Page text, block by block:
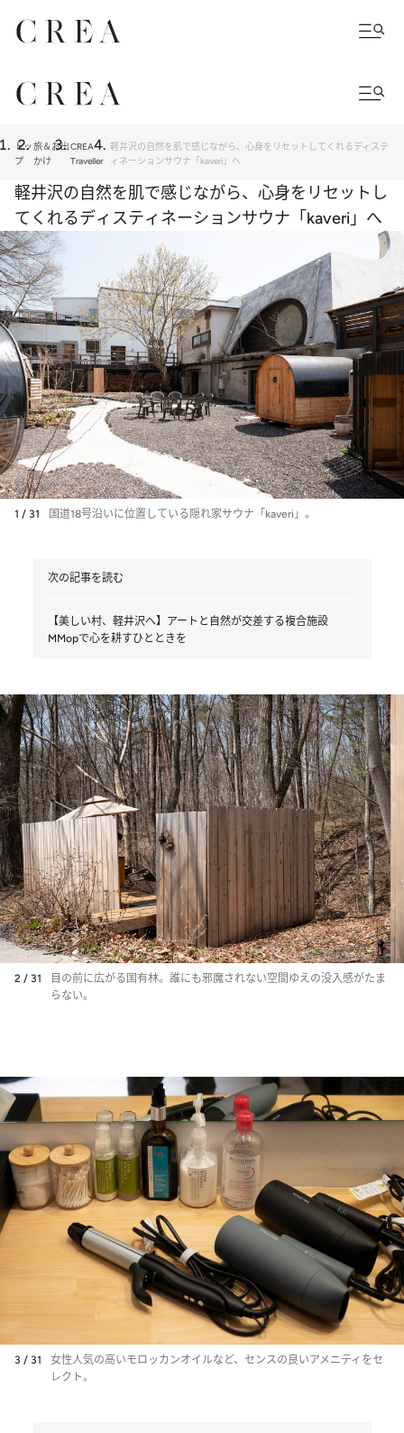
トッ
プ
旅＆お出
かけ
CREA
Traveller
軽井沢の自然を肌で感じながら、心身をリセットしてくれるディステ
ィネーションサウナ「kaveri」へ
軽井沢の自然を肌で感じながら、心身をリセットし
てくれるディスティネーションサウナ「kaveri」へ
1 / 31 国道18号沿いに位置している隠れ家サウナ「kaveri」。
次の記事を読む
【美しい村、軽井沢へ】アートと自然が交差する複合施設
MMopで心を耕すひとときを
2 / 31
目の前に広がる国有林。誰にも邪魔されない空間ゆえの没入感がたま
らない。
3 / 31
女性人気の高いモロッカンオイルなど、センスの良いアメニティをセ
レクト。